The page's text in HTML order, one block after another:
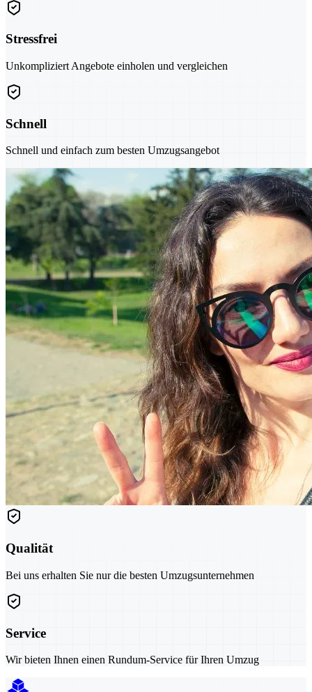
Stressfrei
Unkompliziert Angebote einholen und vergleichen
Schnell
Schnell und einfach zum besten Umzugsangebot
Qualität
Bei uns erhalten Sie nur die besten Umzugsunternehmen
Service
Wir bieten Ihnen einen Rundum-Service für Ihren Umzug